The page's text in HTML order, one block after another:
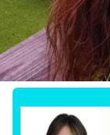
Vencedora do